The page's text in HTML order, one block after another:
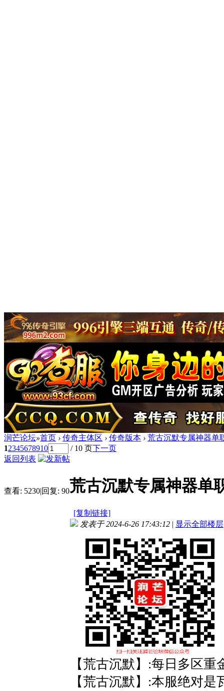
润芒论坛»首页 › 传奇主体区 › 传奇版本 › 荒古沉默专属神器单
12345678910 / 10 页下一页
返回列表
查看: 5230|回复: 90荒古沉默专属神器单
[复制链接]
发表于 2024-6-26 17:43:12 | 显示全部楼层
【荒古沉默】:每日多区
【荒古沉默】:本服绝对